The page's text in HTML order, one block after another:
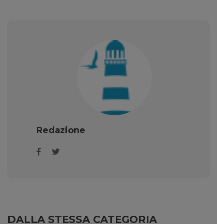
Redazione
DALLA STESSA CATEGORIA